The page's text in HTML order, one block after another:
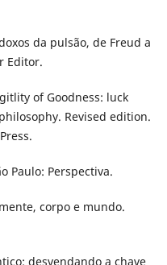
da pulsão, de Freud a
Editor.
of Goodness: luck
Revised edition.
Paulo: Perspectiva.
corpo e mundo.
desvendando a chave